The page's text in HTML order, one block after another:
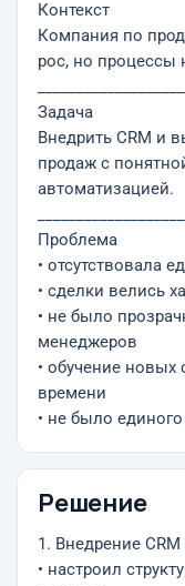
Контекст
Компания по
рос, но процессы
Задача
Внедрить CRM и
продаж с
автоматизацией.
Проблема
• отсутствовала
• сделки велиcь
• не было
менеджеров
• обучение
времени
• не было
Решение
1. Внедрение
• настроил